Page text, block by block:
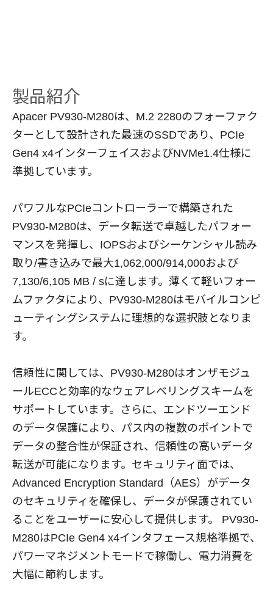
製品紹介
Apacer PV930-M280は、M.2 2280のフォーファク
ターとして設計された最速のSSDであり、PCIe
Gen4 x4インターフェイスおよびNVMe1.4仕様に
準拠しています。
パワフルなPCIeコントローラーで構築された
PV930-M280は、データ転送で卓越したパフォー
マンスを発揮し、IOPSおよびシーケンシャル読み
取り/書き込みで最大1,062,000/914,000および
7,130/6,105 MB / sに達します。薄くて軽いフォー
ムファクタにより、PV930-M280はモバイルコンピ
ューティングシステムに理想的な選択肢となりま
す。
信頼性に関しては、PV930-M280はオンザモジュ
ールECCと効率的なウェアレベリングスキームを
サポートしています。さらに、エンドツーエンド
のデータ保護により、パス内の複数のポイントで
データの整合性が保証され、信頼性の高いデータ
転送が可能になります。セキュリティ面では、
Advanced Encryption Standard（AES）がデータ
のセキュリティを確保し、データが保護されてい
ることをユーザーに安心して提供します。 PV930-
M280はPCIe Gen4 x4インタフェース規格準拠で、
パワーマネジメントモードで稼働し、電力消費を
大幅に節約します。